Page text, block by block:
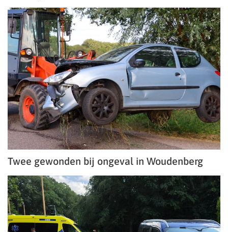
Twee gewonden bij ongeval in Woudenberg